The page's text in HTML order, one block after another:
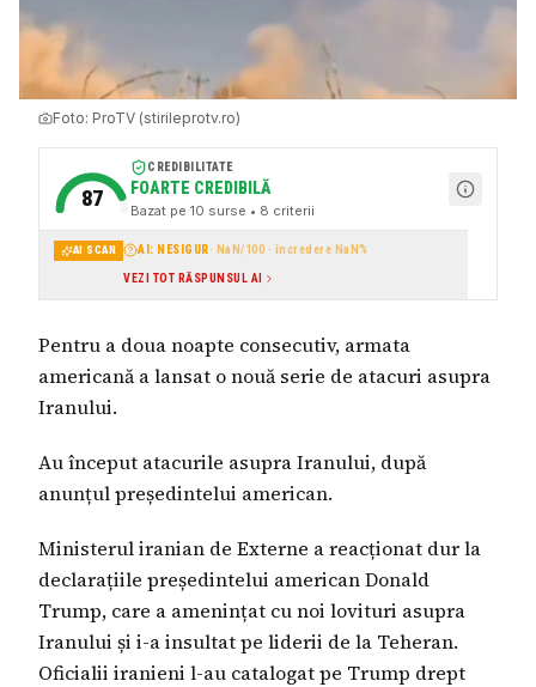
Foto: ProTV (stirileprotv.ro)
87
CREDIBILITATE
FOARTE CREDIBILĂ
Bazat pe 10 surse • 8 criterii
AI SCAN AI: NESIGUR· NaN/100 · încredere NaN%
VEZI TOT RĂSPUNSUL AI
Pentru a doua noapte consecutiv, armata
americană a lansat o nouă serie de atacuri asupra
Iranului.
Au început atacurile asupra Iranului, după
anunțul președintelui american.
Ministerul iranian de Externe a reacționat dur la
declarațiile președintelui american Donald
Trump, care a amenințat cu noi lovituri asupra
Iranului și i-a insultat pe liderii de la Teheran.
Oficialii iranieni l-au catalogat pe Trump drept